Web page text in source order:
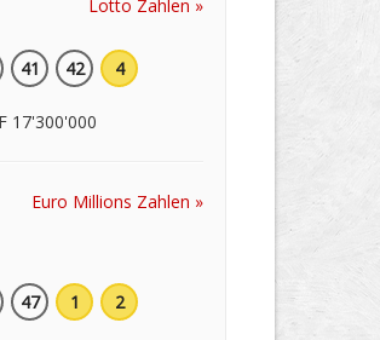
Lotto Zahlen »
41 42 4
17'300'000
Euro Millions Zahlen »
47 1 2